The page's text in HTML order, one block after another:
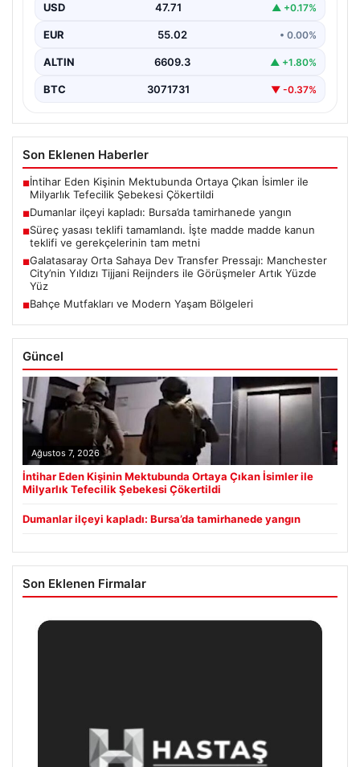
USD 47.71 ▲ +0.17%
EUR 55.02 • 0.00%
ALTIN 6609.3 ▲ +1.80%
BTC 3071731 ▼ -0.37%
Son Eklenen Haberler
■İntihar Eden Kişinin Mektubunda Ortaya Çıkan İsimler ile
Milyarlık Tefecilik Şebekesi Çökertildi
■Dumanlar ilçeyi kapladı: Bursa’da tamirhanede yangın
■Süreç yasası teklifi tamamlandı. İşte madde madde kanun
teklifi ve gerekçelerinin tam metni
■Galatasaray Orta Sahaya Dev Transfer Pressajı: Manchester
City’nin Yıldızı Tijjani Reijnders ile Görüşmeler Artık Yüzde
Yüz
■Bahçe Mutfakları ve Modern Yaşam Bölgeleri
Güncel
Ağustos 7, 2026
İntihar Eden Kişinin Mektubunda Ortaya Çıkan İsimler ile
Milyarlık Tefecilik Şebekesi Çökertildi
Dumanlar ilçeyi kapladı: Bursa’da tamirhanede yangın
Son Eklenen Firmalar